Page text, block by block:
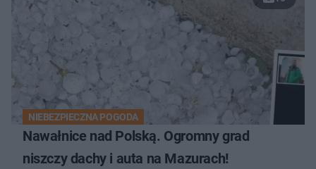
NIEBEZPIECZNA POGODA
Nawałnice nad Polską. Ogromny grad
niszczy dachy i auta na Mazurach!